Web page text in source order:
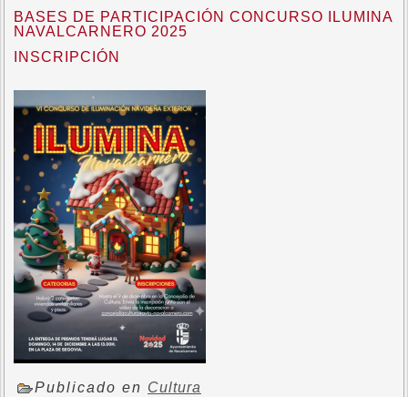
BASES DE PARTICIPACIÓN CONCURSO ILUMINA
NAVALCARNERO 2025
INSCRIPCIÓN
Publicado en Cultura